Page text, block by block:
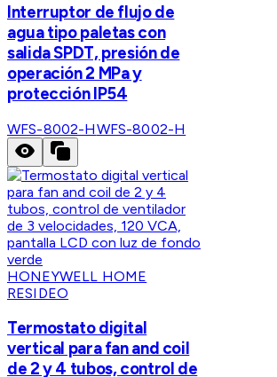
Interruptor de flujo de
agua tipo paletas con
salida SPDT, presión de
operación 2 MPa y
protección IP54
WFS-8002-HWFS-8002-H
HONEYWELL HOME
RESIDEO
Termostato digital
vertical para fan and coil
de 2 y 4 tubos, control de